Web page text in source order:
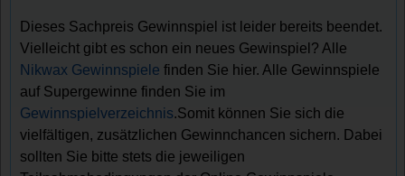
Dieses Sachpreis Gewinnspiel ist leider bereits beendet.
Vielleicht gibt es schon ein neues Gewinspiel? Alle
Nikwax Gewinnspiele finden Sie hier. Alle Gewinnspiele
auf Supergewinne finden Sie im
Gewinnspielverzeichnis.Somit können Sie sich die
vielfältigen, zusätzlichen Gewinnchancen sichern. Dabei
sollten Sie bitte stets die jeweiligen